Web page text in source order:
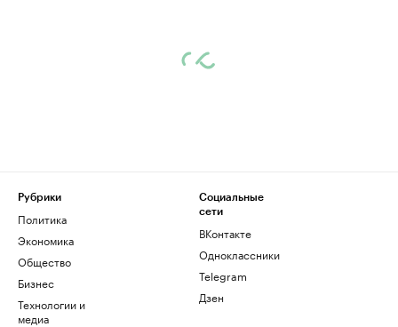
Рубрики
Политика
Экономика
Общество
Бизнес
Технологии и
медиа
Социальные
сети
ВКонтакте
Одноклассники
Telegram
Дзен